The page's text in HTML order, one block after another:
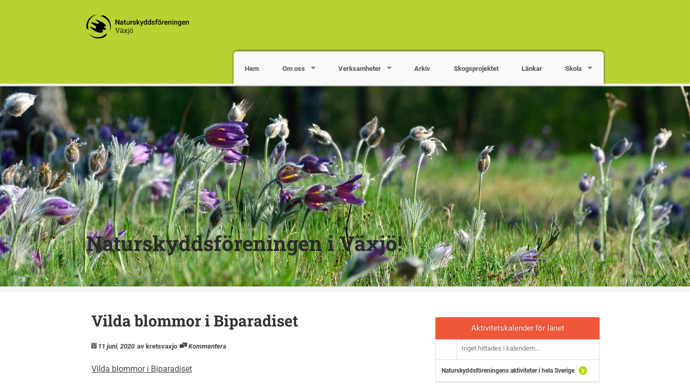
Hem Om oss Verksamheter Arkiv Skogsprojektet Länkar Skola
Naturskyddsföreningen i Växjö!
Vilda blommor i Biparadiset
11 juni, 2020 av kretsvaxjo Kommentera
Vilda blommor i Biparadiset
Aktivitetskalender för länet
Inget hittades i kalendern...
Naturskyddsföreningens aktiviteter i hela Sverige